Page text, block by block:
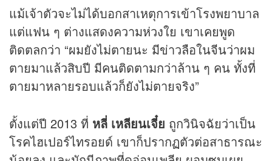
แม้เจ้าตัวจะไม่ได้บอกสาเหตุการเข้าโรงพยาบาล
แต่แฟน ๆ ต่างแสดงความห่วงใย เขาเคยพูด
ติดตลกว่า “ผมยังไม่ตายนะ มีข่าวลือในจีนว่าผม
ตายมาแล้วสิบปี มีคนติดตามกว่าล้าน ๆ คน ทั้งที่
ตายมาหลายรอบแล้วก็ยังไม่ตายจริง”
ตั้งแต่ปี 2013 ที่ หลี่ เหลียนเจี๋ย ถูกวินิจฉัยว่าเป็น
โรคไฮเปอร์ไทรอยด์ เขาก็ปรากฏตัวต่อสาธารณะ